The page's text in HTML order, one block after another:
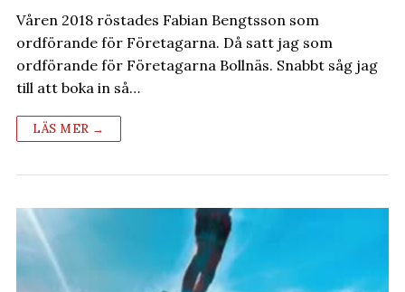
Våren 2018 röstades Fabian Bengtsson som
ordförande för Företagarna. Då satt jag som
ordförande för Företagarna Bollnäs. Snabbt såg jag
till att boka in så…
LÄS MER →